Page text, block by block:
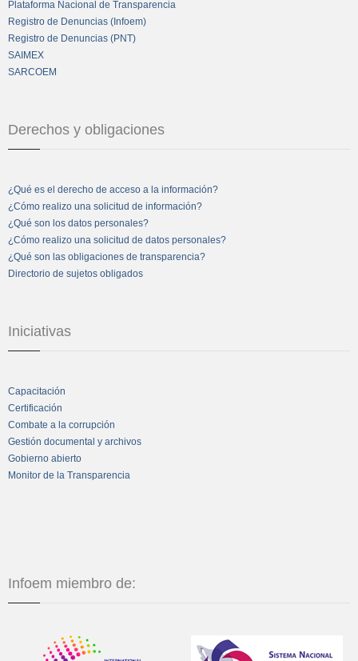
Plataforma Nacional de Transparencia
Registro de Denuncias (Infoem)
Registro de Denuncias (PNT)
SAIMEX
SARCOEM
Derechos y obligaciones
¿Qué es el derecho de acceso a la información?
¿Cómo realizo una solicitud de información?
¿Qué son los datos personales?
¿Cómo realizo una solicitud de datos personales?
¿Qué son las obligaciones de transparencia?
Directorio de sujetos obligados
Iniciativas
Capacitación
Certificación
Combate a la corrupción
Gestión documental y archivos
Gobierno abierto
Monitor de la Transparencia
Infoem miembro de: